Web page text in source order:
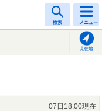
検索 メニュー
現在地
07日18:00現在